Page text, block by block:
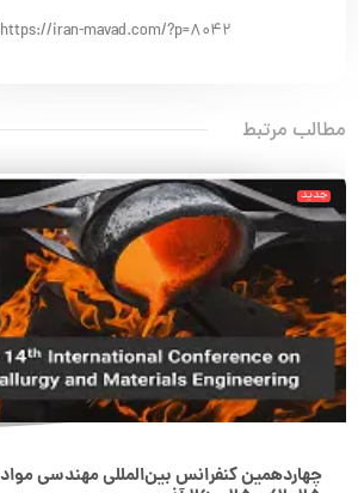
https://iran-mavad.com/?p=8042
مطالب مرتبط
جدید